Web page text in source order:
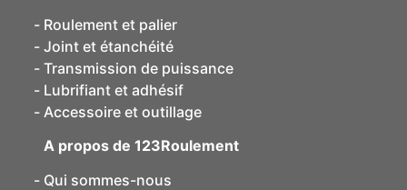
Roulement et palier
Joint et étanchéité
Transmission de puissance
Lubrifiant et adhésif
Accessoire et outillage
A propos de 123Roulement
Qui sommes-nous